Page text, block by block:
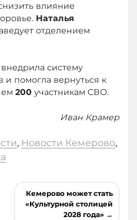
влияние
Наталья
отделением
внедрила систему
и помогла вернуться к
200 участникам СВО.
Иван Крамер
, Новости Кемерово,
Кемерово может стать
«Культурной столицей
2028 года»